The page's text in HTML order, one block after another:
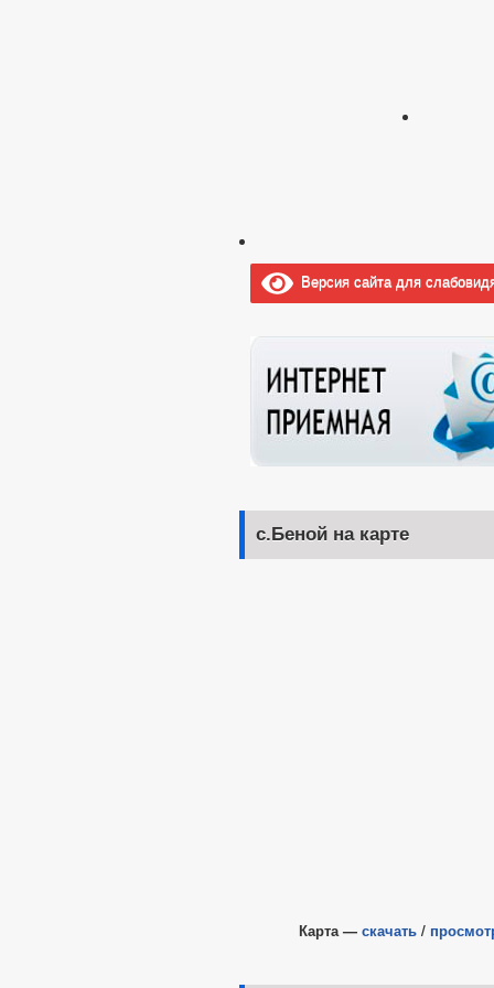
Версия сайта для
с.Беной на карте
Карта — скачать /